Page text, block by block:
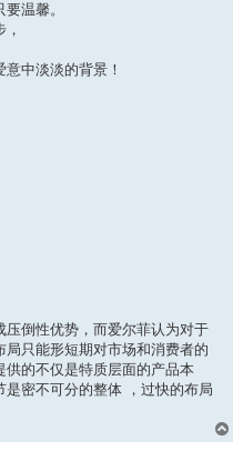
温馨。
中淡淡的背景！
倒性优势，而爱尔菲认为对于
只能形短期对市场和消费者的
供的不仅是特质层面的产品本
密不可分的整体 ，过快的布局